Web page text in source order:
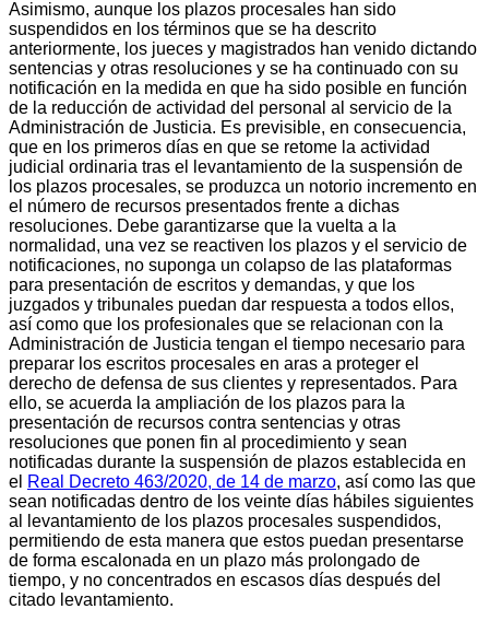
Asimismo, aunque los plazos procesales han sido
suspendidos en los términos que se ha descrito
anteriormente, los jueces y magistrados han venido dictando
sentencias y otras resoluciones y se ha continuado con su
notificación en la medida en que ha sido posible en función
de la reducción de actividad del personal al servicio de la
Administración de Justicia. Es previsible, en consecuencia,
que en los primeros días en que se retome la actividad
judicial ordinaria tras el levantamiento de la suspensión de
los plazos procesales, se produzca un notorio incremento en
el número de recursos presentados frente a dichas
resoluciones. Debe garantizarse que la vuelta a la
normalidad, una vez se reactiven los plazos y el servicio de
notificaciones, no suponga un colapso de las plataformas
para presentación de escritos y demandas, y que los
juzgados y tribunales puedan dar respuesta a todos ellos,
así como que los profesionales que se relacionan con la
Administración de Justicia tengan el tiempo necesario para
preparar los escritos procesales en aras a proteger el
derecho de defensa de sus clientes y representados. Para
ello, se acuerda la ampliación de los plazos para la
presentación de recursos contra sentencias y otras
resoluciones que ponen fin al procedimiento y sean
notificadas durante la suspensión de plazos establecida en
el Real Decreto 463/2020, de 14 de marzo, así como las que
sean notificadas dentro de los veinte días hábiles siguientes
al levantamiento de los plazos procesales suspendidos,
permitiendo de esta manera que estos puedan presentarse
de forma escalonada en un plazo más prolongado de
tiempo, y no concentrados en escasos días después del
citado levantamiento.